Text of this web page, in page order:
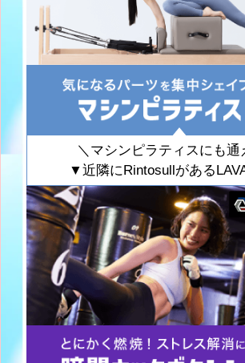
＼マシンピラティスにも通
▼近隣にRintosullがある